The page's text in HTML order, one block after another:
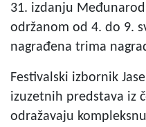
31. izdanju
održanom od 4. do 9.
nagrađena trima
Festivalski izbornik
izuzetnih predstava iz
odražavaju